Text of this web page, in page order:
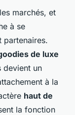
marchés, et
à se
partenaires.
de luxe
devient un
à la
haut de
la fonction